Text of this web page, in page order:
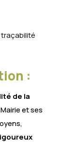
:
de la
et ses